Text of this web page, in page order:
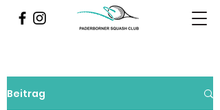
Beitrag